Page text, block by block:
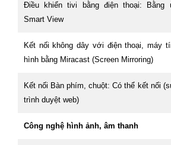
Điều khiển tivi bằng điện thoại: Bằng
Smart View
Kết nối không dây với điện thoại, máy
hình bằng Miracast (Screen Mirroring)
Kết nối Bàn phím, chuột: Có thể kết nối
trình duyệt web)
Công nghệ hình ảnh, âm thanh